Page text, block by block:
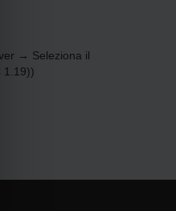
→ Seleziona il
1.19))